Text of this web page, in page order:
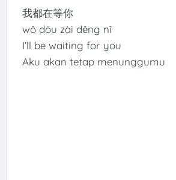
我都在等你
wǒ dōu zài děng nǐ
I’ll be waiting for you
Aku akan tetap menunggumu